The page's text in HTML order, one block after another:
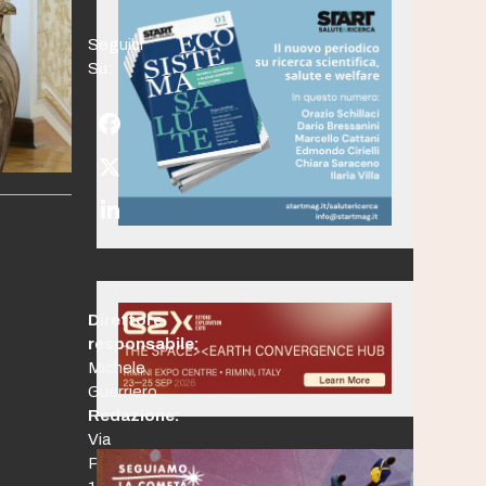
Seguici
Su:
Facebook
Twitter
(deprecated)
LinkedIn
Direttore
responsabile:
Michele
Guerriero
Redazione:
Via
Po,